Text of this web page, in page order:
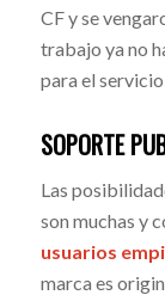
CF y se
trabajo ya no
para el
SOPORTE
Las
son muchas y
usuarios
marca es